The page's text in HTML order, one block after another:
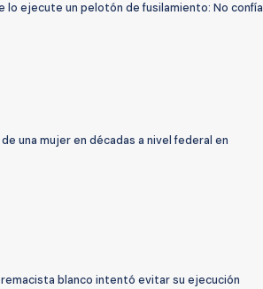
lo ejecute un pelotón de fusilamiento: No confía
una mujer en décadas a nivel federal en
blanco intentó evitar su ejecución